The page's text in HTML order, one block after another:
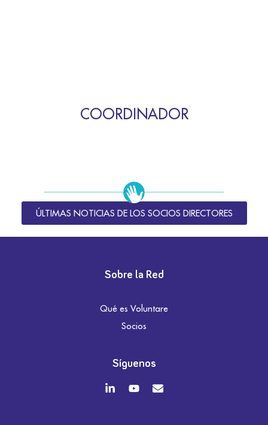
COORDINADOR
ÚLTIMAS NOTICIAS DE LOS SOCIOS DIRECTORES
Sobre la Red
Qué es Voluntare
Socios
Síguenos